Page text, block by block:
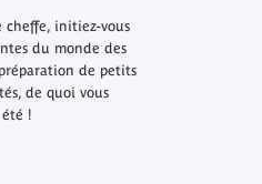
cheffe, initiez-vous
du monde des
de petits
de quoi vous
!